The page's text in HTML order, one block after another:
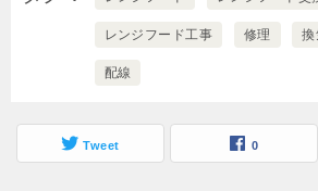
レンジフード工事 修理 換
配線
Tweet 0